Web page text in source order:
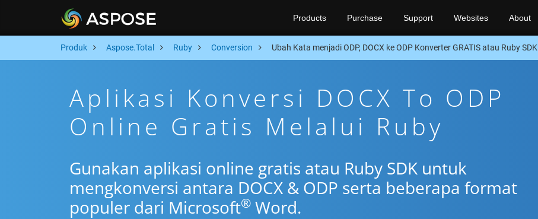
Products Purchase Support Websites About
Produk Aspose.Total Ruby Conversion Ubah Kata menjadi ODP, DOCX ke ODP Konverter GRATIS atau Ruby SDK
Aplikasi Konversi DOCX To ODP
Online Gratis Melalui Ruby
Gunakan aplikasi online gratis atau Ruby SDK untuk
mengkonversi antara DOCX & ODP serta beberapa format
populer dari Microsoft® Word.